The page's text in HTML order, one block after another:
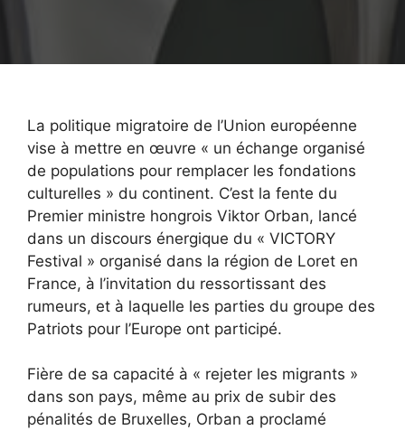
La politique migratoire de l’Union européenne
vise à mettre en œuvre « un échange organisé
de populations pour remplacer les fondations
culturelles » du continent. C’est la fente du
Premier ministre hongrois Viktor Orban, lancé
dans un discours énergique du « VICTORY
Festival » organisé dans la région de Loret en
France, à l’invitation du ressortissant des
rumeurs, et à laquelle les parties du groupe des
Patriots pour l’Europe ont participé.
Fière de sa capacité à « rejeter les migrants »
dans son pays, même au prix de subir des
pénalités de Bruxelles, Orban a proclamé